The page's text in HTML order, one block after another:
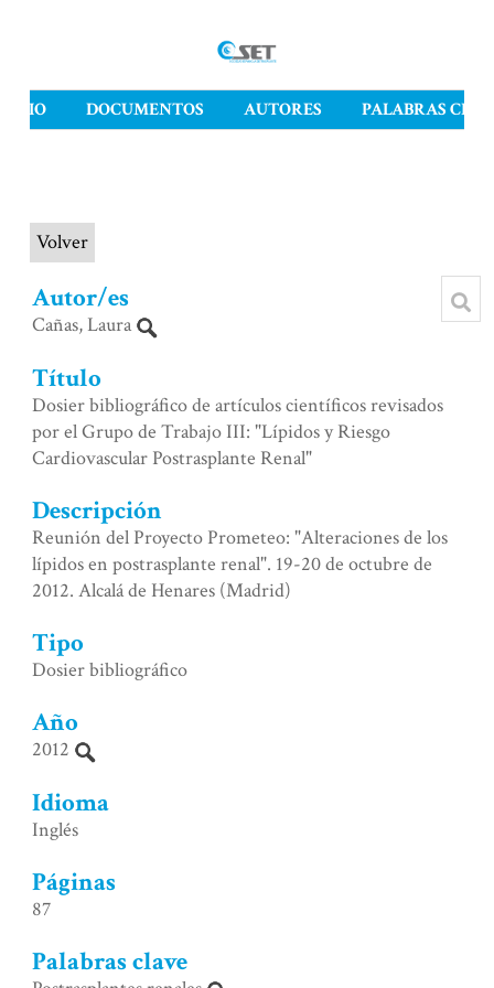
DOCUMENTOS AUTORES PALABRAS
Volver
Autor/es
Cañas, Laura
Título
Dosier bibliográfico de artículos científicos revisados
por el Grupo de Trabajo III: "Lípidos y Riesgo
Cardiovascular Postrasplante Renal"
Descripción
Reunión del Proyecto Prometeo: "Alteraciones de los
lípidos en postrasplante renal". 19-20 de octubre de
2012. Alcalá de Henares (Madrid)
Tipo
Dosier bibliográfico
Año
2012
Idioma
Inglés
Páginas
87
Palabras clave